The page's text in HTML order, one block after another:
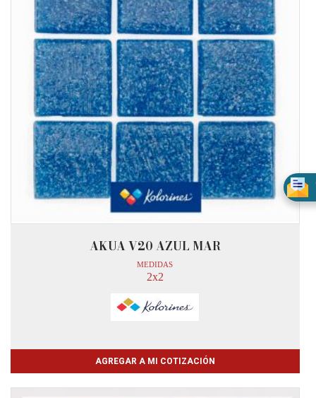
AKUA V20 AZUL MAR
MEDIDAS
2x2
AGREGAR A MI COTIZACIÓN